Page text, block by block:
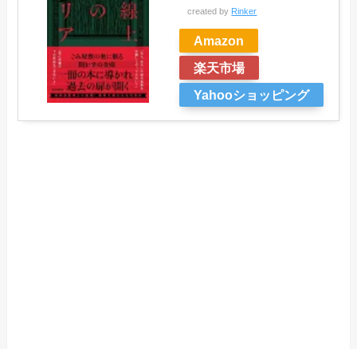
created by Rinker
Amazon
楽天市場
Yahooショッピング